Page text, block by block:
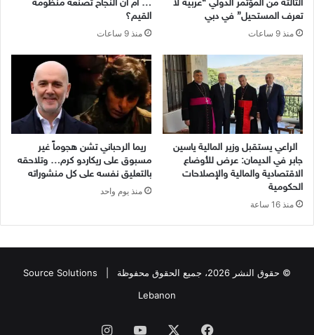
الثالثة من المؤتمر الدولي “عربية لا
تعرف المستحيل” في دبي
منذ 9 ساعات
… أم أن النجاح تصنعه منظومة
القيم؟
منذ 9 ساعات
الراعي يستقبل وزير المالية ياسين
جابر في الديمان: عرض للأوضاع
الاقتصادية والمالية والإصلاحات
الحكومية
منذ 16 ساعة
ريما الرحباني تشن هجوماً غير
مسبوق على ريكاردو كرم… وتلاحقه
بالتعليق نفسه على كل منشوراته
منذ يوم واحد
© حقوق النشر 2026، جميع الحقوق محفوظة |
Source Solutions
Lebanon
فيسبوك يوتيوبانستقرام